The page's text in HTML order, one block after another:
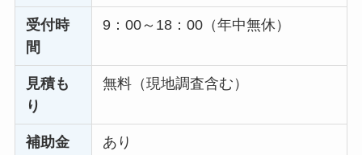
受付時
間
9：00～18：00（年中無休）
見積も
り
無料（現地調査含む）
補助金
あり